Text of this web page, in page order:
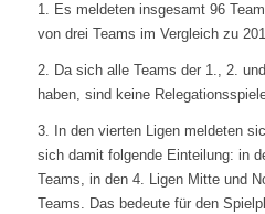
1. Es meldeten insgesamt 96
von drei Teams im Vergleich zu
2. Da sich alle Teams der 1., 2.
haben, sind keine
3. In den vierten Ligen meldeten
sich damit folgende Einteilung: in
Teams, in den 4. Ligen Mitte und
Teams. Das bedeute für den